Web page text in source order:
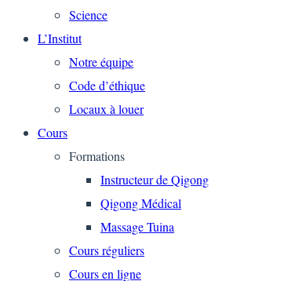
Science
L’Institut
Notre équipe
Code d’éthique
Locaux à louer
Cours
Formations
Instructeur de Qigong
Qigong Médical
Massage Tuina
Cours réguliers
Cours en ligne